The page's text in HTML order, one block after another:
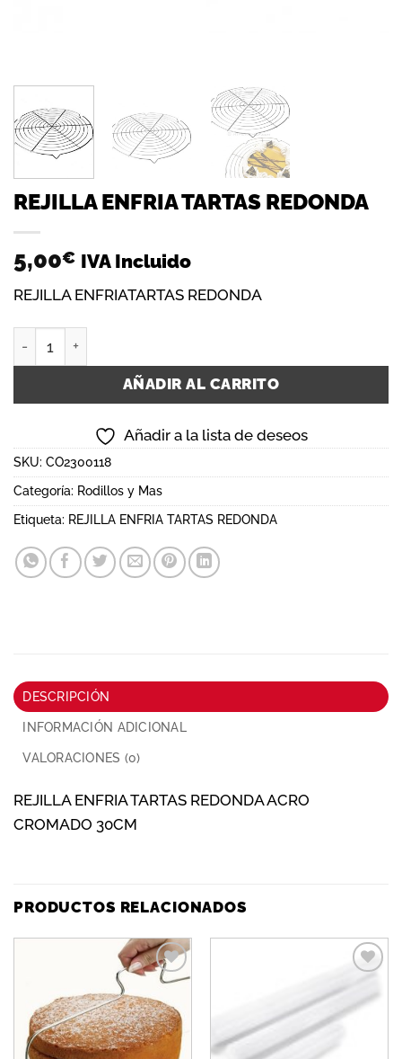
REJILLA ENFRIA TARTAS REDONDA
5,00€ IVA Incluido
REJILLA ENFRIATARTAS REDONDA
AÑADIR AL CARRITO
Añadir a la lista de deseos
SKU: CO2300118
Categoría: Rodillos y Mas
Etiqueta: REJILLA ENFRIA TARTAS REDONDA
DESCRIPCIÓN
INFORMACIÓN ADICIONAL
VALORACIONES (0)
REJILLA ENFRIA TARTAS REDONDA ACRO
CROMADO 30CM
PRODUCTOS RELACIONADOS
Añadir
a la
lista de
deseos
a la
lista de